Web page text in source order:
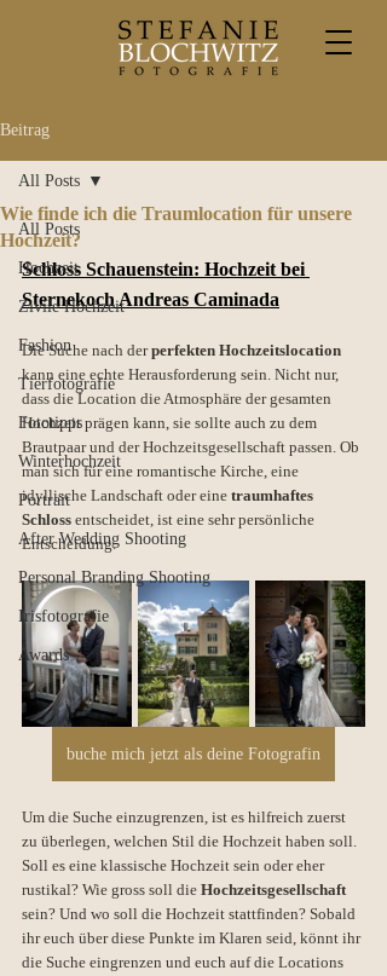
Beitrag
All Posts
Hochzeit
Zivile Hochzeit
Fashion
Tierfotografie
Fototipps
Winterhochzeit
Portrait
After Wedding Shooting
Personal Branding Shooting
Irisfotografie
Awards
All Posts
Wie finde ich die Traumlocation für unsere
Hochzeit?
Schloss Schauenstein: Hochzeit bei
Sternekoch Andreas Caminada
Die Suche nach der perfekten Hochzeitslocation
kann eine echte Herausforderung sein. Nicht nur,
dass die Location die Atmosphäre der gesamten
Hochzeit prägen kann, sie sollte auch zu dem
Brautpaar und der Hochzeitsgesellschaft passen. Ob
man sich für eine romantische Kirche, eine
idyllische Landschaft oder eine traumhaftes
Schloss entscheidet, ist eine sehr persönliche
Entscheidung.
buche mich jetzt als deine Fotografin
Um die Suche einzugrenzen, ist es hilfreich zuerst
zu überlegen, welchen Stil die Hochzeit haben soll.
Soll es eine klassische Hochzeit sein oder eher
rustikal? Wie gross soll die Hochzeitsgesellschaft
sein? Und wo soll die Hochzeit stattfinden? Sobald
ihr euch über diese Punkte im Klaren seid, könnt ihr
die Suche eingrenzen und euch auf die Locations